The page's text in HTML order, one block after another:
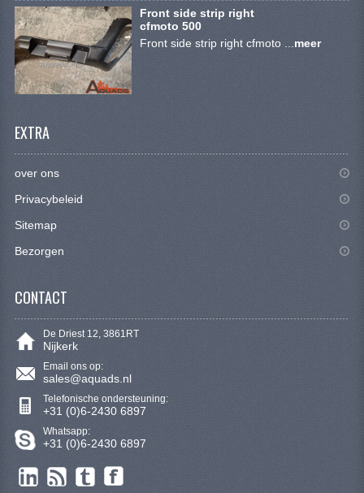
VERLICHTING
WIEL OPHANGING
Front side strip right
cfmoto 500
Front side strip right cfmoto ... meer
EXTRA
over ons
Privacybeleid
Sitemap
Bezorgen
CONTACT
De Driest 12, 3861RT
Nijkerk
Email ons op:
sales@aquads.nl
Telefonische ondersteuning:
+31 (0)6-2430 6897
Whatsapp:
+31 (0)6-2430 6897